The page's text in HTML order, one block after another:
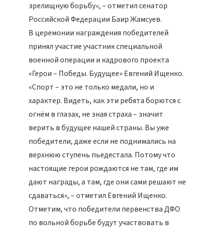
зрелищную борьбу», – отметил сенатор
Российской Федерации Баир Жамсуев.
В церемонии награждения победителей
принял участие участник специальной
военной операции и кадрового проекта
«Герои – Победы. Будущее» Евгений Ищенко.
«Спорт – это не только медали, но и
характер. Видеть, как эти ребята борются с
огнём в глазах, не зная страха – значит
верить в будущее нашей страны. Вы уже
победители, даже если не поднимались на
верхнюю ступень пьедестала. Потому что
настоящие герои рождаются не там, где им
дают награды, а там, где они сами решают не
сдаваться», – отметил Евгений Ищенко.
Отметим, что победители первенства ДФО
по вольной борьбе будут участвовать в